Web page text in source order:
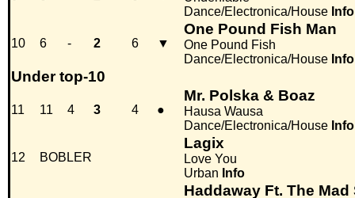
Dance/Electronica/House Info
10 6 - 2 6 ▼
One Pound Fish Man
One Pound Fish
Dance/Electronica/House Info
Under top-10
11 11 4 3 4 ●
Mr. Polska & Boaz
Hausa Wausa
Dance/Electronica/House Info
12 BOBLER
Lagix
Love You
Urban Info
Haddaway Ft. The